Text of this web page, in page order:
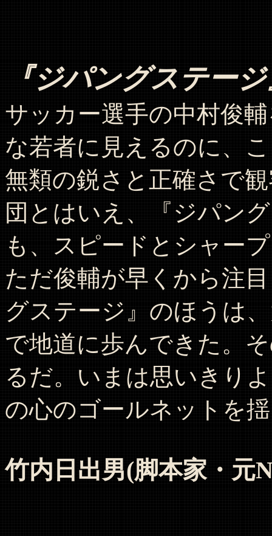
『ジパングステー
サッカー選手の中村俊
な若者に見えるのに、
無類の鋭さと正確さで
団とはいえ、『ジパン
も、スピードとシャー
ただ俊輔が早くから注
グステージ』のほうは
で地道に歩んできた。
るだ。いまは思いきり
の心のゴールネットを
竹内日出男(脚本家・元